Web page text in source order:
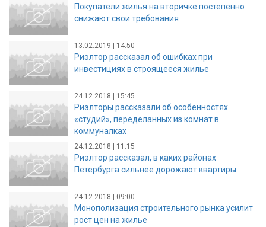
Покупатели жилья на вторичке постепенно
снижают свои требования
13.02.2019 | 14:50
Риэлтор рассказал об ошибках при
инвестициях в строящееся жилье
24.12.2018 | 15:45
Риэлторы рассказали об особенностях
«студий», переделанных из комнат в
коммуналках
24.12.2018 | 11:15
Риэлтор рассказал, в каких районах
Петербурга сильнее дорожают квартиры
24.12.2018 | 09:00
Монополизация строительного рынка усилит
рост цен на жилье